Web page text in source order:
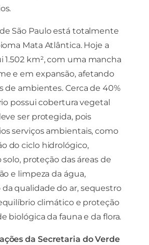
São Paulo está totalmente
Mata Atlântica. Hoje a
1.502 km², com uma mancha
e em expansão, afetando
de ambientes. Cerca de 40%
possui cobertura vegetal
ser protegida, pois
serviços ambientais, como
do ciclo hidrológico,
proteção das áreas de
e limpeza da água,
qualidade do ar, sequestro
climático e proteção
biológica da fauna e da flora.
da Secretaria do Verde